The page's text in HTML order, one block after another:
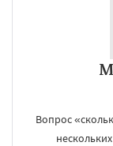
Вопрос